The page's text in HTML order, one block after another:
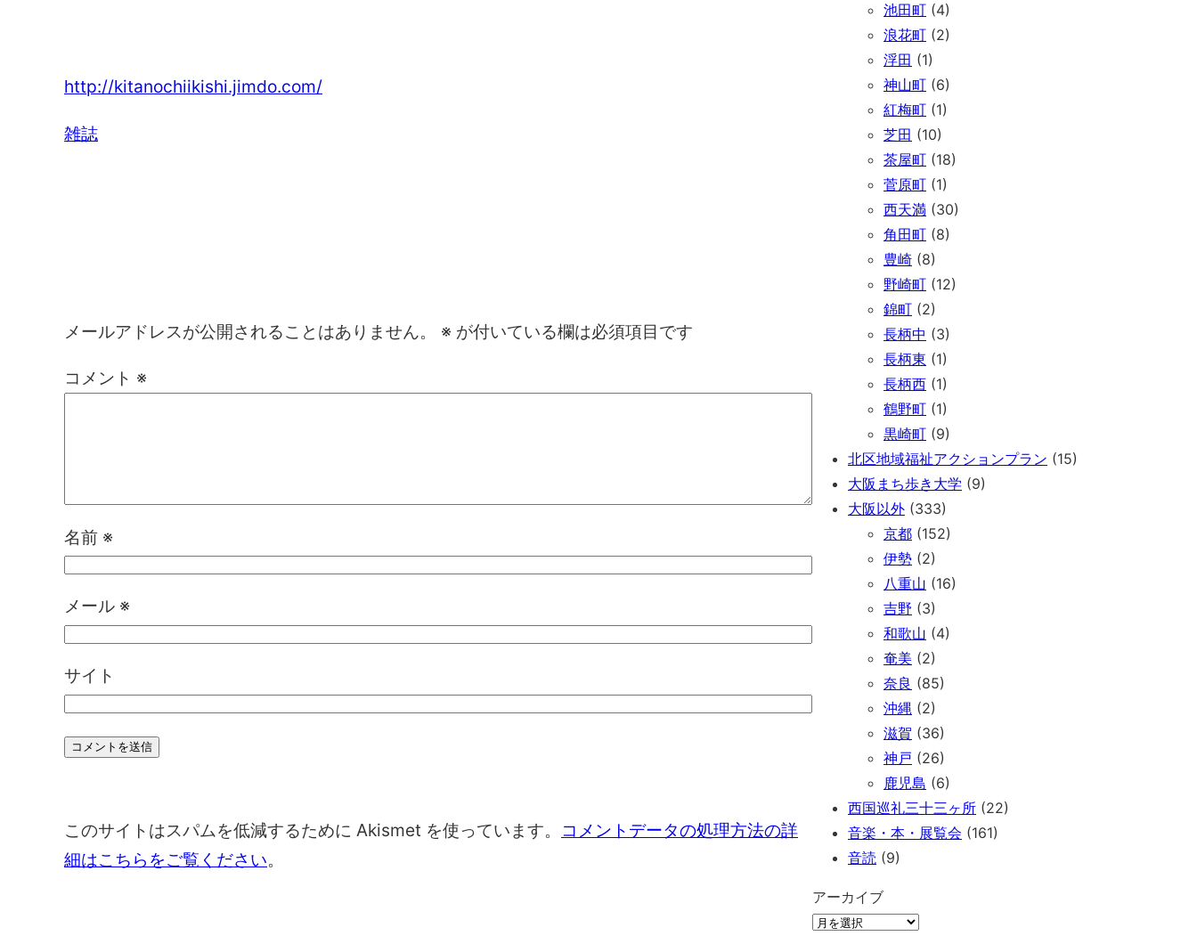
http://kitanochiikishi.jimdo.com/
雑誌
メールアドレスが公開されることはありません。 ※ が付いている欄は必須項目です
コメント ※
名前 ※
メール ※
サイト
このサイトはスパムを低減するために Akismet を使っています。
コメントデータの処理方法の詳
細はこちらをご覧ください。
池田町 (4)
浪花町 (2)
浮田 (1)
神山町 (6)
紅梅町 (1)
芝田 (10)
茶屋町 (18)
菅原町 (1)
西天満 (30)
角田町 (8)
豊崎 (8)
野崎町 (12)
錦町 (2)
長柄中 (3)
長柄東 (1)
長柄西 (1)
鶴野町 (1)
黒崎町 (9)
北区地域福祉アクションプラン (15)
大阪まち歩き大学 (9)
大阪以外 (333)
京都 (152)
伊勢 (2)
八重山 (16)
吉野 (3)
和歌山 (4)
奄美 (2)
奈良 (85)
沖縄 (2)
滋賀 (36)
神戸 (26)
鹿児島 (6)
西国巡礼三十三ヶ所 (22)
音楽・本・展覧会 (161)
音読 (9)
アーカイブ